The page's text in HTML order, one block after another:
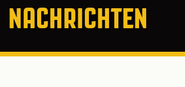
NACHRICHTEN